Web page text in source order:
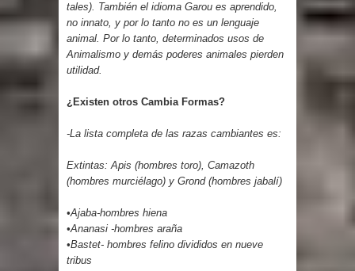
tales). También el idioma Garou es aprendido,
no innato, y por lo tanto no es un lenguaje
animal. Por lo tanto, determinados usos de
Animalismo y demás poderes animales pierden
utilidad.
¿Existen otros Cambia Formas?
-La lista completa de las razas cambiantes es:
Extintas: Apis (hombres toro), Camazoth
(hombres murciélago) y Grond (hombres jabalí)
•Ajaba-hombres hiena
•Ananasi -hombres araña
•Bastet- hombres felino divididos en nueve
tribus